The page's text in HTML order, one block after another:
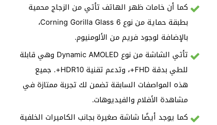
كما أن خامات ظهر الهاتف تأتي من الزجاج محمية
بطبقة حماية من نوع Corning Gorilla Glass 6،
بالإضافة لوجود فريم من الألومنيوم.
تأتي الشاشة من نوع Dynamic AMOLED وهي قابلة
للطي بدقة FHD+، وتدعم تقنية HDR10+. جميع
هذه المواصفات السابقة تضمن لك تجربة ممتازة في
مشاهدة الأفلام والفيديوهات.
كما يوجد أيضًا شاشة صغيرة بجانب الكاميرات الخلفية